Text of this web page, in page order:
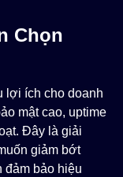
Chọn
lợi ích cho doanh
mật cao, uptime
Đây là giải
giảm bớt
đảm bảo hiệu